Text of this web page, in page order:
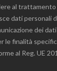
al
dati personali
dei dati
le finalità
al Reg. UE